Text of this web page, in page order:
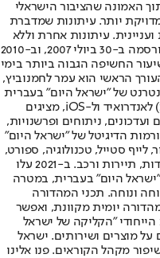
האמונה שהציבור הישראלי
יותר. עיתונות שמדברת
עיתונות אחרת וללא
תשלום. המהדורה המודפסת הראשונה פורסמה ב-30 ביולי 2007, וב-2010
החשיפה הגבוה ביותר בימי
הראשי הוא עמר לחמנוביץ,
של "ישראל היום" בעברית
ובאנגלית, כמו כן היישומונים (אפליקציות) לאנדרואיד ול-iOS, מציגים
ניתוחים ופרשנויות,
הדיגיטל של "ישראל היום"
לייף סטייל, טכנולוגיה, ספורט,
כלכלה וצרכנות, בריאות, חיילים, אוכל, יהדות, תיירות ורכב. ב-2021 עלו
היום" בעברית, במטרה
ונוחה. תכני המהדורה
יומית מקוונת, ואפשר
"הקליקה של ישראל
מוצרים ושירותים. ישראל
מקהל הקוראים. פנו אלינו